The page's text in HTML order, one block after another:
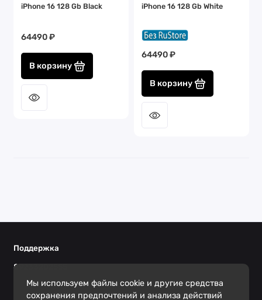
iPhone 16 128 Gb Black
64490 ₽
В корзину
iPhone 16 128 Gb White
64490 ₽
В корзину
Мы используем файлы cookie и другие средства
сохранения предпочтений и анализа действий
Поддержка
89233202555
Ежедневно с 10.00 до 20.00